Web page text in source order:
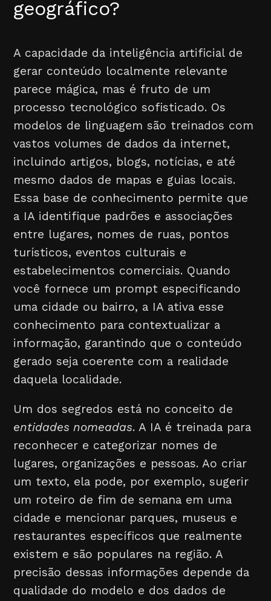
geográfico?
A capacidade da inteligência artificial de
gerar conteúdo localmente relevante
parece mágica, mas é fruto de um
processo tecnológico sofisticado. Os
modelos de linguagem são treinados com
vastos volumes de dados da internet,
incluindo artigos, blogs, notícias, e até
mesmo dados de mapas e guias locais.
Essa base de conhecimento permite que
a IA identifique padrões e associações
entre lugares, nomes de ruas, pontos
turísticos, eventos culturais e
estabelecimentos comerciais. Quando
você fornece um prompt especificando
uma cidade ou bairro, a IA ativa esse
conhecimento para contextualizar a
informação, garantindo que o conteúdo
gerado seja coerente com a realidade
daquela localidade.
Um dos segredos está no conceito de
entidades nomeadas. A IA é treinada para
reconhecer e categorizar nomes de
lugares, organizações e pessoas. Ao criar
um texto, ela pode, por exemplo, sugerir
um roteiro de fim de semana em uma
cidade e mencionar parques, museus e
restaurantes específicos que realmente
existem e são populares na região. A
precisão dessas informações depende da
qualidade do modelo e dos dados de